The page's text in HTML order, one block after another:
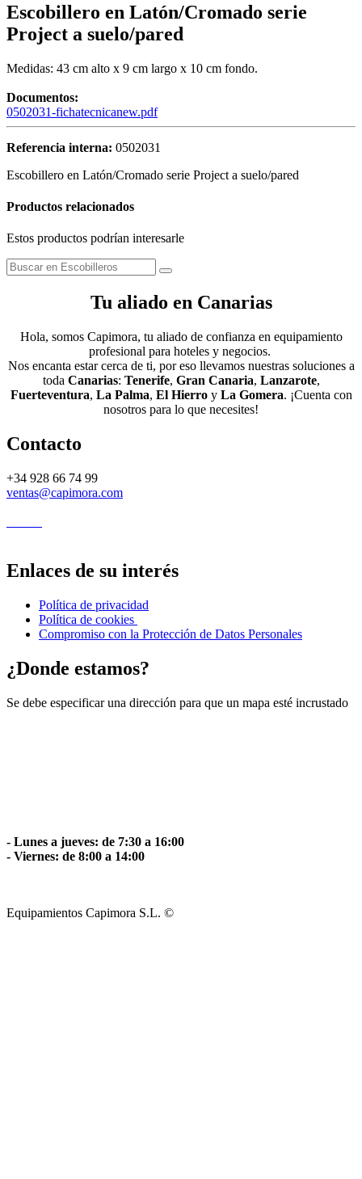
Escobillero en Latón/Cromado serie
Project a suelo/pared
Medidas: 43 cm alto x 9 cm largo x 10 cm fondo.
Documentos:
0502031-fichatecnicanew.pdf
Referencia interna: 0502031
Escobillero en Latón/Cromado serie Project a suelo/pared
Productos relacionados
Estos productos podrían interesarle
Tu aliado en Canarias
Hola, somos Capimora, tu aliado de confianza en equipamiento
profesional para hoteles y negocios.
Nos encanta estar cerca de ti, por eso llevamos nuestras soluciones a
toda Canarias: Tenerife, Gran Canaria, Lanzarote,
Fuerteventura, La Palma, El Hierroy La Gomera. ¡Cuenta con
nosotros para lo que necesites!
Contacto
+34 928 66 74 99
ventas@capimora.com
Enlaces de su interés
Política de privacidad
Política de cookies
Compromiso con la Protección de Datos Personales
¿Donde estamos?
Se debe especificar una dirección para que un mapa esté incrustado
- Lunes a jueves: de 7:30 a 16:00
- Viernes: de 8:00 a 14:00
Equipamientos Capimora S.L. ©